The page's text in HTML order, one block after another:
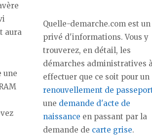
aura
une
Quelle-demarche.com est
privé d'informations. Vous y
trouverez, en détail, les
démarches administratives
effectuer que ce soit pour un
renouvellement de
une demande d'acte de
naissance en passant par la
demande de carte grise.